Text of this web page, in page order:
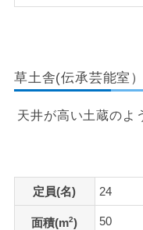
草土舎(伝承芸能室）
天井が高い土蔵のよ
定員(名) 24
面積(m2) 50